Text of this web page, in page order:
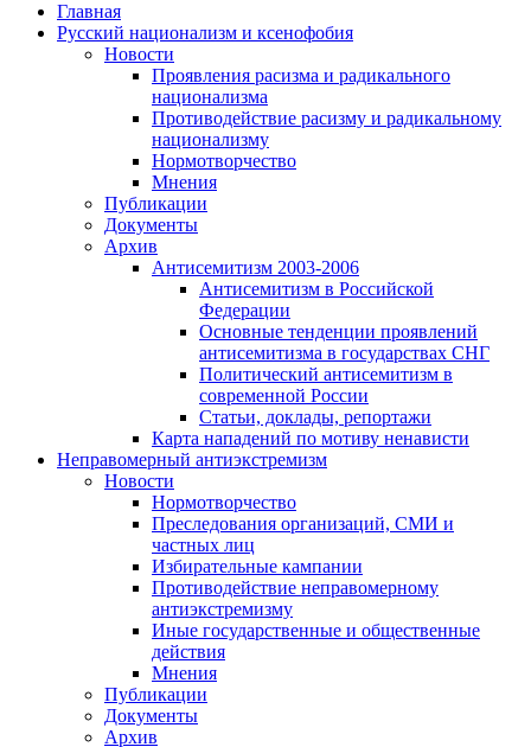
Главная
Русский национализм и ксенофобия
Новости
Проявления расизма и радикального
национализма
Противодействие расизму и радикальному
национализму
Нормотворчество
Мнения
Публикации
Документы
Архив
Антисемитизм 2003-2006
Антисемитизм в Российской
Федерации
Основные тенденции проявлений
антисемитизма в государствах СНГ
Политический антисемитизм в
современной России
Статьи, доклады, репортажи
Карта нападений по мотиву ненависти
Неправомерный антиэкстремизм
Новости
Нормотворчество
Преследования организаций, СМИ и
частных лиц
Избирательные кампании
Противодействие неправомерному
антиэкстремизму
Иные государственные и общественные
действия
Мнения
Публикации
Документы
Архив